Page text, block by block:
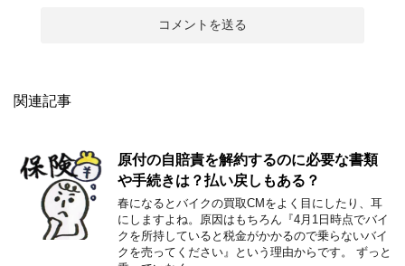
関連記事
原付の自賠責を解約するのに必要な書類
や手続きは？払い戻しもある？
春になるとバイクの買取CMをよく目にしたり、耳
にしますよね。原因はもちろん『4月1日時点でバイ
クを所持していると税金がかかるので乗らないバイ
クを売ってください』という理由からです。 ずっと